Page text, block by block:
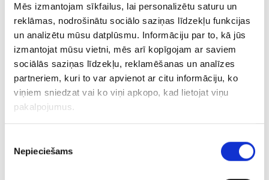
Mēs izmantojam sīkfailus, lai personalizētu saturu un
reklāmas, nodrošinātu sociālo saziņas līdzekļu funkcijas
un analizētu mūsu datplūsmu. Informāciju par to, kā jūs
izmantojat mūsu vietni, mēs arī kopīgojam ar saviem
sociālās saziņas līdzekļu, reklamēšanas un analīzes
partneriem, kuri to var apvienot ar citu informāciju, ko
viņiem sniedzat vai ko viņi apkopo, kad lietojat viņu
pakalpojumus.
izvēle
Nepieciešams
Siltinātie sienu veidņi
Siltinātie starpsienu elementi
RAŽOŠANAS INDUSTRIJA
RADOŠĀ INDUSTRIJA
SIA “Tenapors” gatavās produkcijas
pakošanas procesu automatizācija
21.01.2025. InES Investīciju Projekti
Ar Altum programmas “Aizdevumi digitalizācijai”
produkcijas pakošanas procesu optimizācijai.